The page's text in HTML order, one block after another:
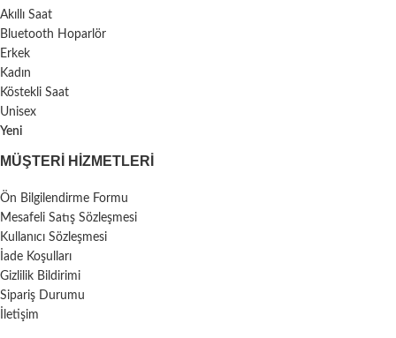
Akıllı Saat
Bluetooth Hoparlör
Erkek
Kadın
Köstekli Saat
Unisex
Yeni
MÜŞTERI HIZMETLERI
Ön Bilgilendirme Formu
Mesafeli Satış Sözleşmesi
Kullanıcı Sözleşmesi
İade Koşulları
Gizlilik Bildirimi
Sipariş Durumu
İletişim